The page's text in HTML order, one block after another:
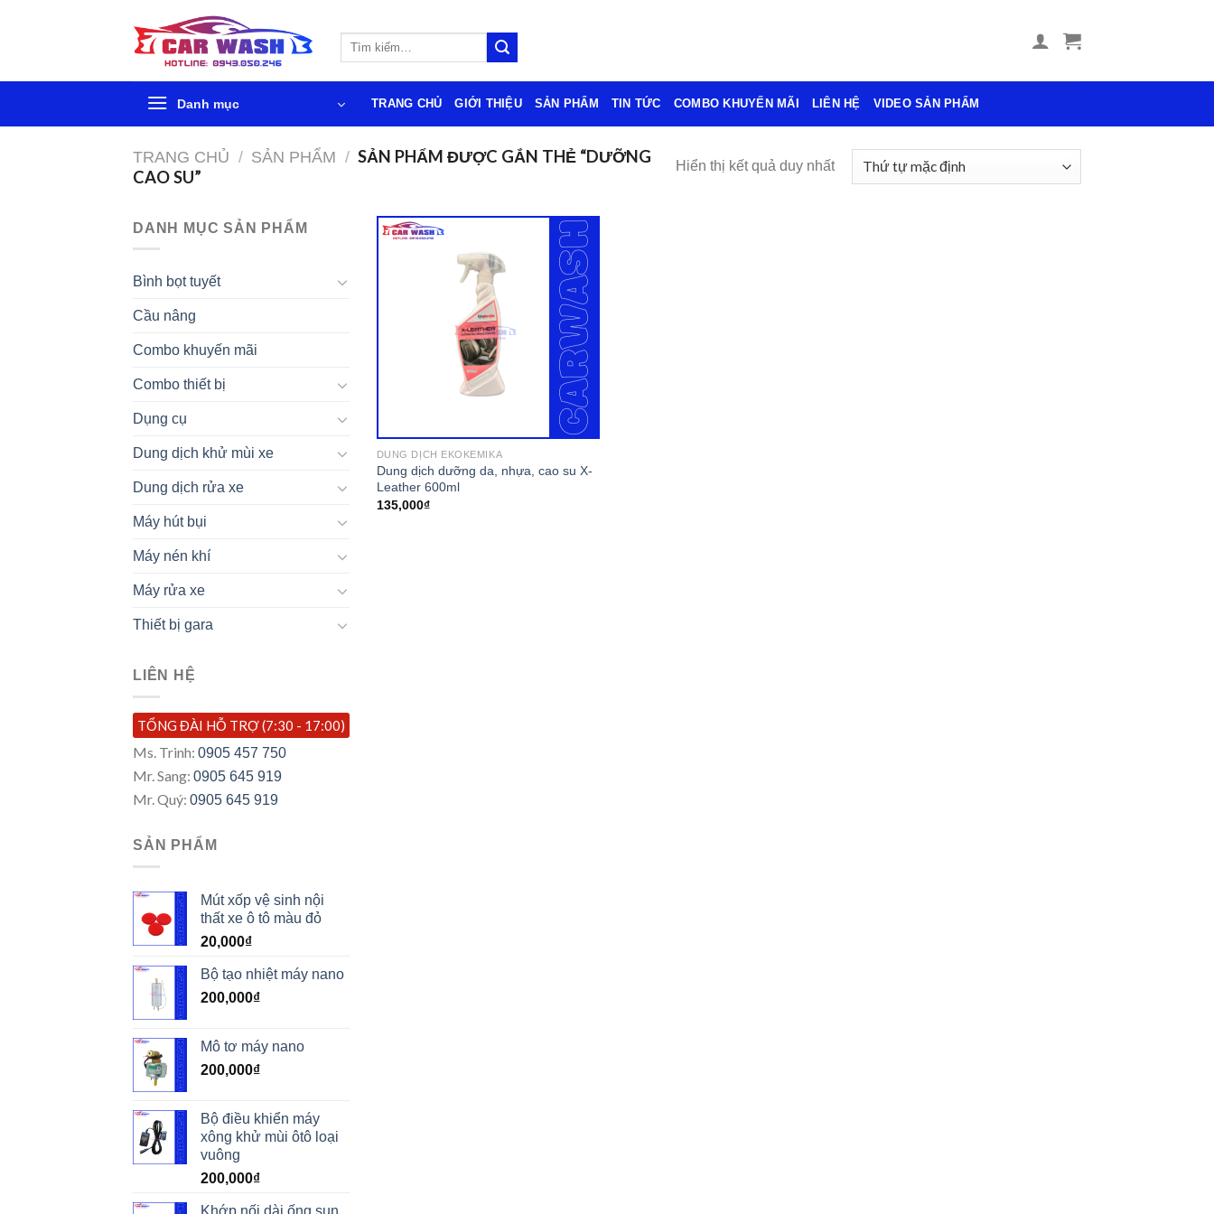
nội
Tìm
Danh mục TRANG CHỦ GIỚI THIỆU SẢN PHẨM TIN TỨC COMBO KHUYẾN MÃI LIÊN HỆ VIDEO SẢN PHẨM
TRANG CHỦ / SẢN PHẨM / SẢN PHẨM ĐƯỢC GẮN THẺ “DƯỠNG
CAO SU”
Hiển thị kết quả duy nhất
DANH MỤC SẢN PHẨM
Bình bọt tuyết
Cầu nâng
Combo khuyến mãi
Combo thiết bị
Dụng cụ
Dung dịch khử mùi xe
Dung dịch rửa xe
Máy hút bụi
Máy nén khí
Máy rửa xe
Thiết bị gara
LIÊN HỆ
TỔNG ĐÀI HỖ TRỢ (7:30 - 17:00)
Ms. Trinh: 0905 457 750
Mr. Sang: 0905 645 919
Mr. Quý: 0905 645 919
SẢN PHẨM
Mút xốp vệ sinh nội
thất xe ô tô màu đỏ
20,000₫
Bộ tạo nhiệt máy nano
200,000₫
Mô tơ máy nano
200,000₫
Bộ điều khiển máy
xông khử mùi ôtô loại
vuông
200,000₫
Khớp nối dài ống sun
DUNG DỊCH EKOKEMIKA
Dung dịch dưỡng da, nhựa, cao su X-
Leather 600ml
135,000₫